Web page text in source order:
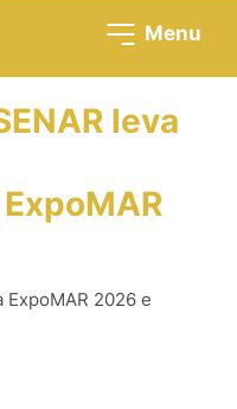
Menu
leva
ExpoMAR 2026 e